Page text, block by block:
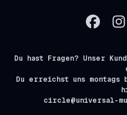
Du hast Fragen? Unser
Du erreichst uns montags
circle@universal-